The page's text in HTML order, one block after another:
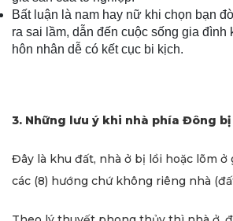
Bất luận là nam hay nữ khi chọn bạn
ra sai lầm, dẫn đến cuộc sống gia đình
hôn nhân dễ có kết cục bi kịch.
3. Những lưu ý khi nhà phía Đông
Đây là khu đất, nhà ở bị lồi hoặc lõm ở
các (8) hướng chứ không riêng nhà